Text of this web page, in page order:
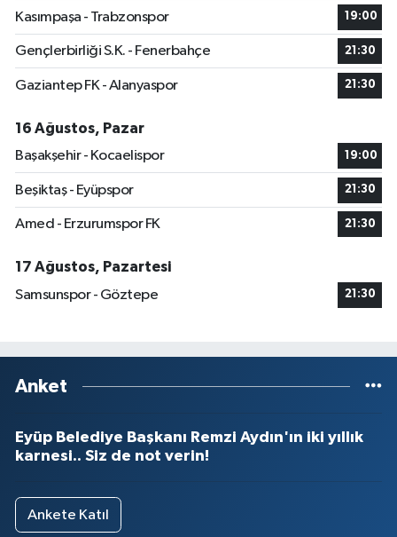
Kasımpaşa - Trabzonspor 19:00
Gençlerbirliği S.K. - Fenerbahçe 21:30
Gaziantep FK - Alanyaspor 21:30
16 Ağustos, Pazar
Başakşehir - Kocaelispor
19:00
Beşiktaş - Eyüpspor 21:30
Amed - Erzurumspor FK 21:30
17 Ağustos, Pazartesi
Samsunspor - Göztepe
21:30
Anket
Eyüp Belediye Başkanı Remzi Aydın'ın iki yıllık
karnesi.. Siz de not verin!
Ankete Katıl